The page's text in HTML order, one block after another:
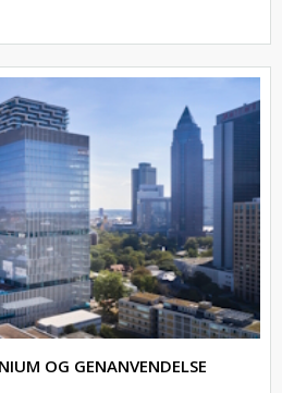
OG GENANVENDELSE